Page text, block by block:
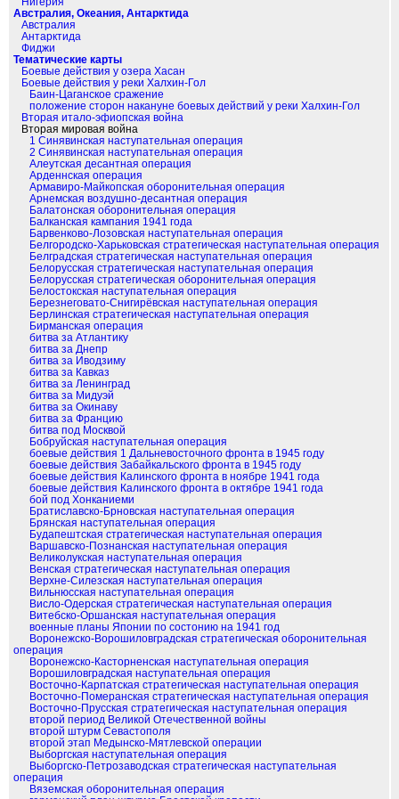
Австралия, Океания, Антарктида
Австралия
Антарктида
Фиджи
Тематические карты
Боевые действия у озера Хасан
Боевые действия у реки Халхин-Гол
Баин-Цаганское сражение
положение сторон накануне боевых действий у реки Халхин-Гол
Вторая итало-эфиопская война
Вторая мировая война
1 Синявинская наступательная операция
2 Синявинская наступательная операция
Алеутская десантная операция
Арденнская операция
Армавиро-Майкопская оборонительная операция
Арнемская воздушно-десантная операция
Балатонская оборонительная операция
Балканская кампания 1941 года
Барвенково-Лозовская наступательная операция
Белгородско-Харьковская стратегическая наступательная операция
Белградская стратегическая наступательная операция
Белорусская стратегическая наступательная операция
Белорусская стратегическая оборонительная операция
Белостокская наступательная операция
Березнеговато-Снигирёвская наступательная операция
Берлинская стратегическая наступательная операция
Бирманская операция
битва за Атлантику
битва за Днепр
битва за Иводзиму
битва за Кавказ
битва за Ленинград
битва за Мидуэй
битва за Окинаву
битва за Францию
битва под Москвой
Бобруйская наступательная операция
боевые действия 1 Дальневосточного фронта в 1945 году
боевые действия Забайкальского фронта в 1945 году
боевые действия Калинского фронта в ноябре 1941 года
боевые действия Калинского фронта в октябре 1941 года
бой под Хонканиеми
Братиславско-Брновская наступательная операция
Брянская наступательная операция
Будапештская стратегическая наступательная операция
Варшавско-Познанская наступательная операция
Великолукская наступательная операция
Венская стратегическая наступательная операция
Верхне-Силезская наступательная операция
Вильнюсская наступательная операция
Висло-Одерская стратегическая наступательная операция
Витебско-Оршанская наступательная операция
военные планы Японии по состонию на 1941 год
Воронежско-Ворошиловградская стратегическая оборонительная
операция
Воронежско-Касторненская наступательная операция
Ворошиловградская наступательная операция
Восточно-Карпатская стратегическая наступательная операция
Восточно-Померанская стратегическая наступательная операция
Восточно-Прусская стратегическая наступательная операция
второй период Великой Отечественной войны
второй штурм Севастополя
второй этап Медынско-Мятлевской операции
Выборгская наступательная операция
Выборгско-Петрозаводская стратегическая наступательная
операция
Вяземская оборонительная операция